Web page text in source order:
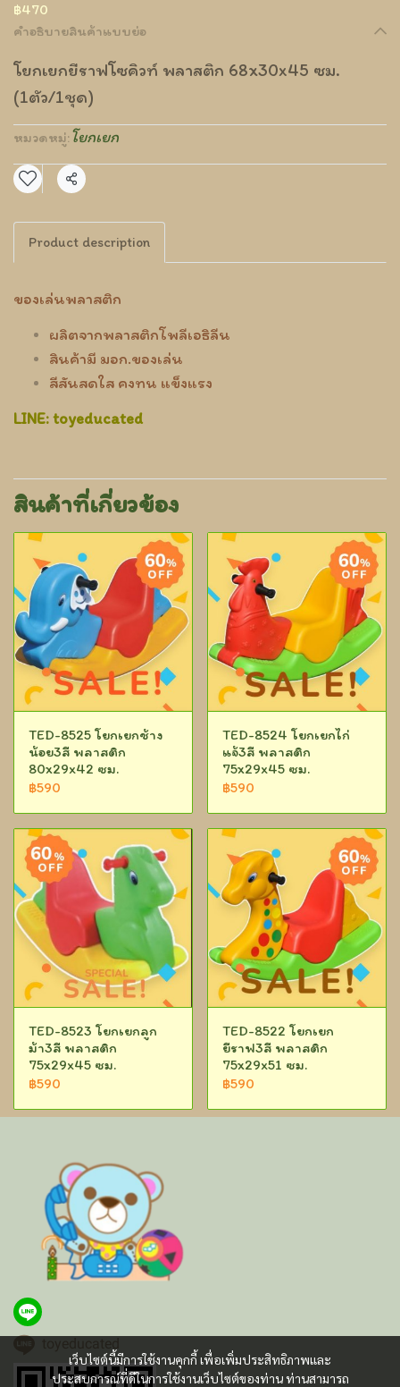
฿470
คำอธิบายสินค้าแบบย่อ
โยกเยกยีราฟโซคิวท์ พลาสติก 68x30x45 ซม.
(1ตัว/1ชุด)
หมวดหมู่:โยกเยก
แชร์
Product description
ของเล่นพลาสติก
ผลิตจากพลาสติกโพลีเอธิลีน
สินค้ามี มอก.ของเล่น
สีสันสดใส คงทน แข็งแรง
LINE: toyeducated
สินค้าที่เกี่ยวข้อง
TED-8525 โยกเยกช้าง
น้อย3สี พลาสติก
80x29x42 ซม.
฿590
TED-8524 โยกเยกไก่
แจ้3สี พลาสติก
75x29x45 ซม.
฿590
TED-8523 โยกเยกลูก
ม้า3สี พลาสติก
75x29x45 ซม.
฿590
TED-8522 โยกเยก
ยีราฟ3สี พลาสติก
75x29x51 ซม.
฿590
เว็บไซต์นี้มีการใช้งานคุกกี้ เพื่อเพิ่มประสิทธิภาพและ
ประสบการณ์ที่ดีในการใช้งานเว็บไซต์ของท่าน ท่านสามารถ